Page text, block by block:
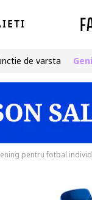
de varsta
pentru fotbal